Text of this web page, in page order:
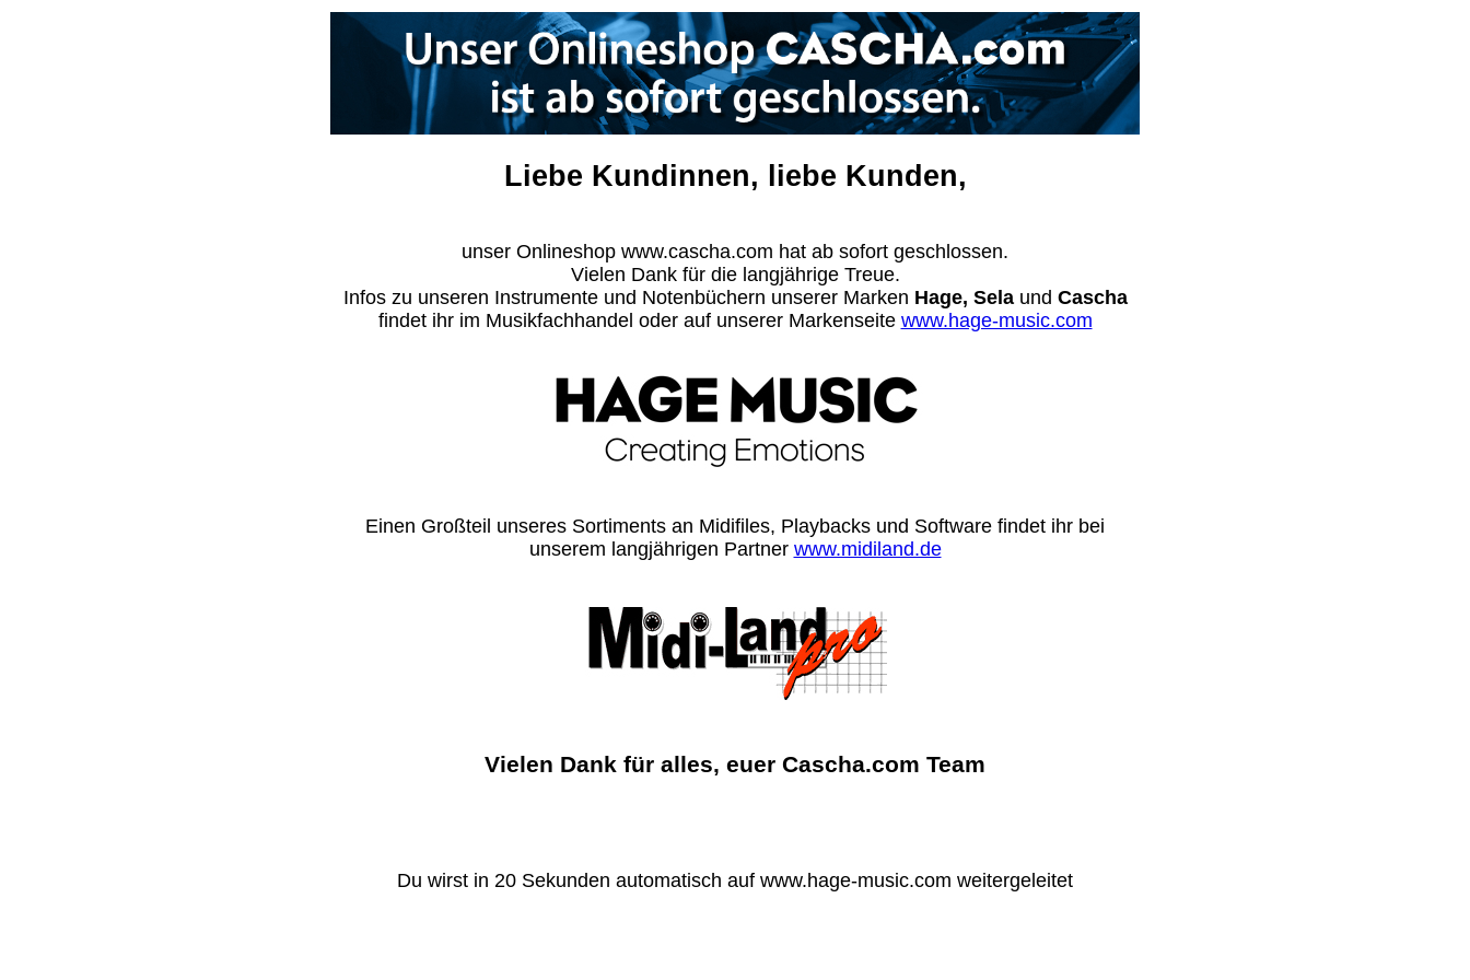
Liebe Kundinnen, liebe Kunden,
unser Onlineshop www.cascha.com hat ab sofort geschlossen.
Vielen Dank für die langjährige Treue.
Infos zu unseren Instrumente und Notenbüchern unserer Marken Hage, Selaund Cascha
findet ihr im Musikfachhandel oder auf unserer Markenseite www.hage-music.com
Einen Großteil unseres Sortiments an Midifiles, Playbacks und Software findet ihr bei
unserem langjährigen Partner www.midiland.de
Vielen Dank für alles, euer Cascha.com Team
Du wirst in 20 Sekunden automatisch auf www.hage-music.com weitergeleitet